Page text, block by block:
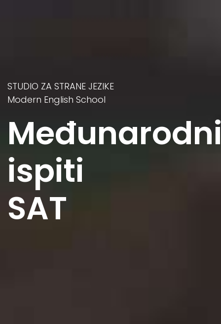
STUDIO ZA STRANE JEZIKE
Modern English School
ispiti
SAT